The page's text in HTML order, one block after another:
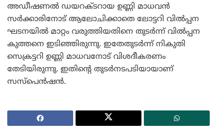
അഡീഷണല്‍ ഡയറക്ടറായ ഉണ്ണി മാധവന്‍
സര്‍ക്കാരിനോട് ആലോചിക്കാതെ ലോട്ടറി വില്‍പ്പന
ഘടനയില്‍ മാറ്റം വരുത്തിയതിനെ തുടര്‍ന്ന് വില്‍പ്പന
കുത്തനെ ഇടിഞ്ഞിരുന്നു. ഇതേതുടര്‍ന്ന് നികുതി
സെക്രട്ടറി ഉണ്ണി മാധവനോട് വിശദീകരണം
തേടിയിരുന്നു. ഇതിന്റെ തുടര്‍നടപടിയായാണ്
സസ്‌പെന്‍ഷന്‍.